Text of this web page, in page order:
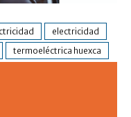
electricidad
termoeléctrica huexca